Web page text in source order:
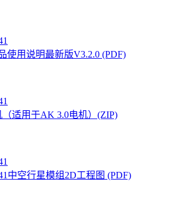
使用说明最新版V3.2.0 (PDF)
适用于AK 3.0电机）(ZIP)
中空行星模组2D工程图 (PDF)